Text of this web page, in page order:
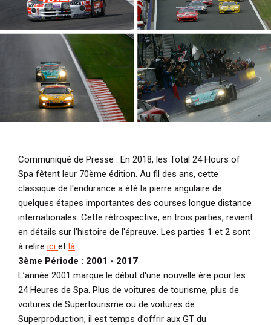
Communiqué de Presse : En 2018, les Total 24 Hours of
Spa fêtent leur 70ème édition. Au fil des ans, cette
classique de l'endurance a été la pierre angulaire de
quelques étapes importantes des courses longue distance
internationales. Cette rétrospective, en trois parties, revient
en détails sur l'histoire de l'épreuve. Les parties 1 et 2 sont
à relire ici et là
3ème Période : 2001 - 2017
L’année 2001 marque le début d'une nouvelle ère pour les
24 Heures de Spa. Plus de voitures de tourisme, plus de
voitures de Supertourisme ou de voitures de
Superproduction, il est temps d’offrir aux GT du